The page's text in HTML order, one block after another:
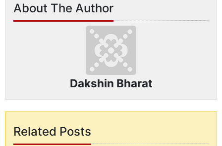
About The Author
Dakshin Bharat
Related Posts